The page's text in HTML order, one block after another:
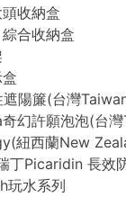
收納盒
合收納盒
陽簾(台灣
幻許願泡泡(台
紐西蘭New
丁Picaridin 長效
玩水系列